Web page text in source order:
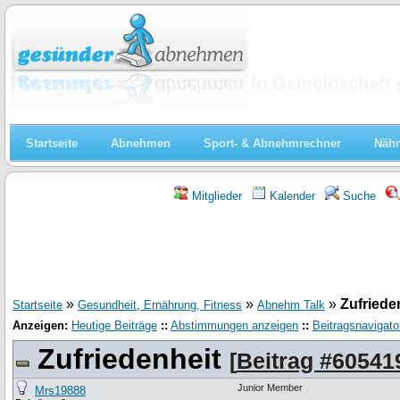
Startseite Abnehmen Sport- & Abnehmrechner
Mitglieder Kalender Suche
Startseite » Gesundheit, Ernährung, Fitness » Abnehm Talk »
Anzeigen: Heutige Beiträge :: Abstimmungen anzeigen ::
Zufriedenheit [Beitrag
Mrs19888 Junior Member